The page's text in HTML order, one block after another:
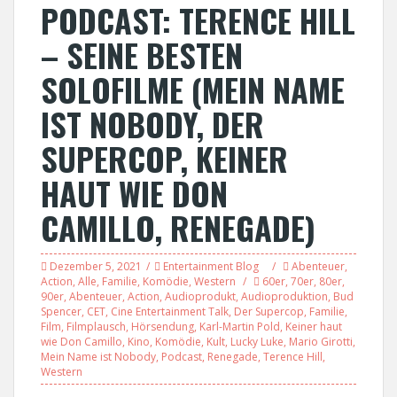
PODCAST: TERENCE HILL
– SEINE BESTEN
SOLOFILME (MEIN NAME
IST NOBODY, DER
SUPERCOP, KEINER
HAUT WIE DON
CAMILLO, RENEGADE)
Dezember 5, 2021 Entertainment Blog Abenteuer,
Action, Alle, Familie, Komödie, Western 60er, 70er, 80er,
90er, Abenteuer, Action, Audioprodukt, Audioproduktion, Bud
Spencer, CET, Cine Entertainment Talk, Der Supercop, Familie,
Film, Filmplausch, Hörsendung, Karl-Martin Pold, Keiner haut
wie Don Camillo, Kino, Komödie, Kult, Lucky Luke, Mario Girotti,
Mein Name ist Nobody, Podcast, Renegade, Terence Hill,
Western